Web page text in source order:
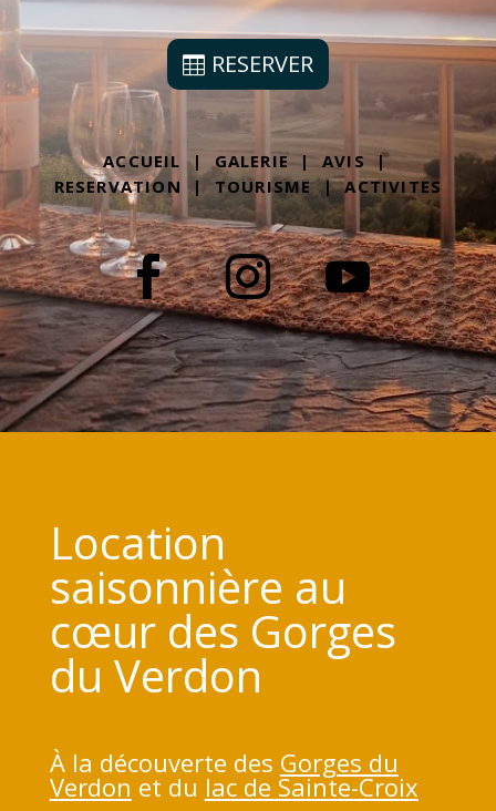
RESERVER
ACCUEIL |GALERIE|AVIS |
RESERVATION | TOURISME|ACTIVITES
Location
saisonnière au
cœur des Gorges
du Verdon
À la découverte des Gorges du
Verdon et du lac de Sainte-Croix